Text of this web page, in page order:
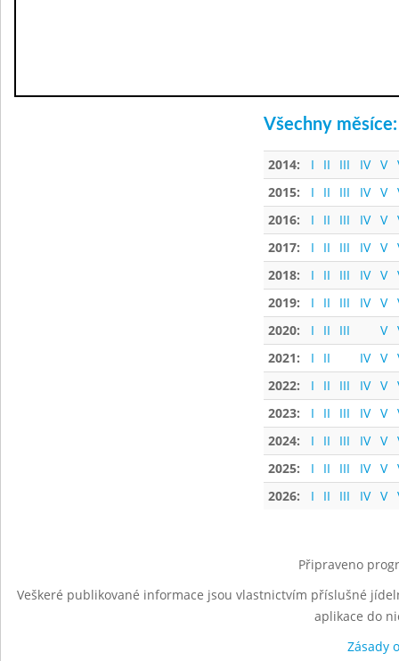
Všechny měsíce:
2014: I II III IV V
2015:
I II III IV V
2016:
I II III IV V
2017:
I II III IV V
2018:
I II III IV V
2019:
I II III IV V
2020:
I II III V
2021:
I II IV V
2022:
I II III IV V
2023:
I II III IV V
2024:
I II III IV V
2025:
I II III IV V
2026:
I II III IV V
Připraveno
Veškeré publikované informace jsou vlastnictvím příslušné
aplikace do
Zásady